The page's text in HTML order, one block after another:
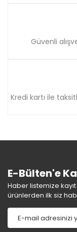
Güvenli
Kredi kartı ile
E-Bülten'e
Haber listemize
ürünlerden ilk siz